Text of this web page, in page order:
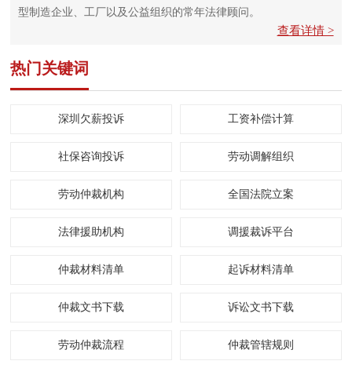
型制造企业、工厂以及公益组织的常年法律顾问。
查看详情 >
热门关键词
深圳欠薪投诉 工资补偿计算
社保咨询投诉 劳动调解组织
劳动仲裁机构 全国法院立案
法律援助机构 调援裁诉平台
仲裁材料清单 起诉材料清单
仲裁文书下载 诉讼文书下载
劳动仲裁流程 仲裁管辖规则